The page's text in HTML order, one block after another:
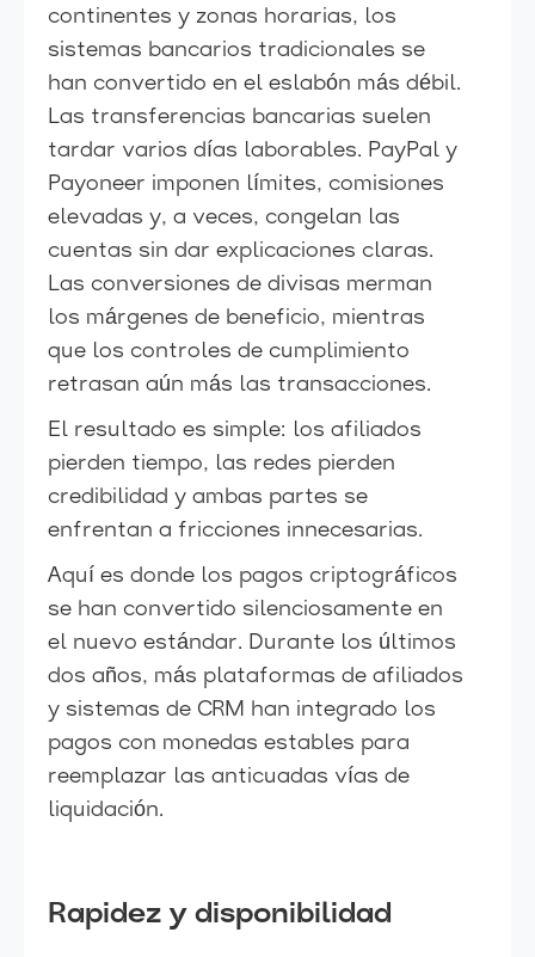
continentes y zonas horarias, los
sistemas bancarios tradicionales se
han convertido en el eslabón más débil.
Las transferencias bancarias suelen
tardar varios días laborables. PayPal y
Payoneer imponen límites, comisiones
elevadas y, a veces, congelan las
cuentas sin dar explicaciones claras.
Las conversiones de divisas merman
los márgenes de beneficio, mientras
que los controles de cumplimiento
retrasan aún más las transacciones.
El resultado es simple: los afiliados
pierden tiempo, las redes pierden
credibilidad y ambas partes se
enfrentan a fricciones innecesarias.
Aquí es donde los pagos criptográficos
se han convertido silenciosamente en
el nuevo estándar. Durante los últimos
dos años, más plataformas de afiliados
y sistemas de CRM han integrado los
pagos con monedas estables para
reemplazar las anticuadas vías de
liquidación.
Rapidez y disponibilidad